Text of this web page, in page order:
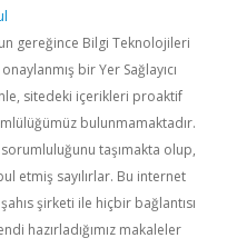
gereğince Bilgi Teknolojileri
bir Yer Sağlayıcı
sitedeki içerikleri proaktif
bulunmamaktadır.
taşımakta olup,
etmiş sayılırlar. Bu internet
şirketi ile hiçbir bağlantısı
hazırladığımız makaleler